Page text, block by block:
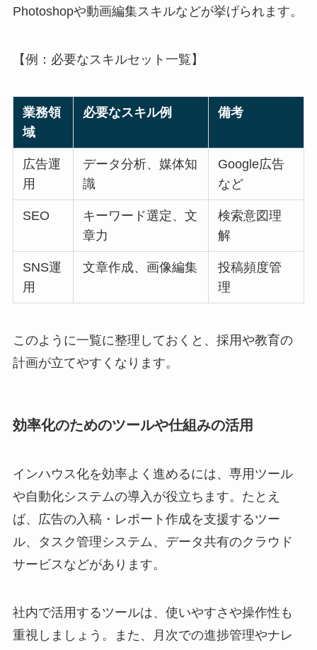
Photoshopや動画編集スキルなどが挙げられます。
【例：必要なスキルセット一覧】
業務領
域
必要なスキル例 備考
広告運
用
データ分析、媒体知
識
Google広告
など
SEO
キーワード選定、文
章力
検索意図理
解
SNS運
用
文章作成、画像編集
投稿頻度管
理
このように一覧に整理しておくと、採用や教育の
計画が立てやすくなります。
効率化のためのツールや仕組みの活用
インハウス化を効率よく進めるには、専用ツール
や自動化システムの導入が役立ちます。たとえ
ば、広告の入稿・レポート作成を支援するツー
ル、タスク管理システム、データ共有のクラウド
サービスなどがあります。
社内で活用するツールは、使いやすさや操作性も
重視しましょう。また、月次での進捗管理やナレ